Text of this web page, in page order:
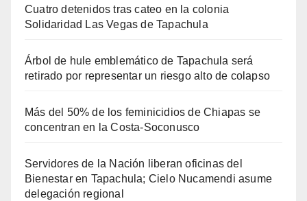
Cuatro detenidos tras cateo en la colonia
Solidaridad Las Vegas de Tapachula
Árbol de hule emblemático de Tapachula será
retirado por representar un riesgo alto de colapso
Más del 50% de los feminicidios de Chiapas se
concentran en la Costa-Soconusco
Servidores de la Nación liberan oficinas del
Bienestar en Tapachula; Cielo Nucamendi asume
delegación regional